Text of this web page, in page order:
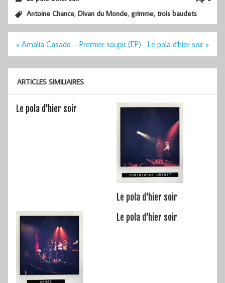
Antoine Chance,Divan du Monde,grimme,trois baudets
Navigation
« Amalia Casado – Premier soupir (EP) Le pola d'hier soir »
ARTICLES SIMILIAIRES
Le pola d'hier soir
Le pola d'hier soir
Le pola d'hier soir